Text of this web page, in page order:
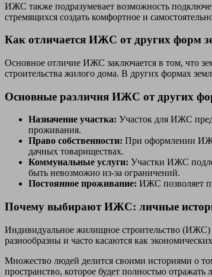
ИЖС также подразумевает возможность
стремящихся создать комфортное и
Как отличается ИЖС от других форм
Основное отличие ИЖС заключается в том, что
строительства жилого дома. В других формах
Основные различия ИЖС от других
Назначение участка: Участок для ИЖС
проживания.
Право собственности: При оформлении ИЖС
дачных товариществах.
Коммунальные услуги: Участки ИЖС
быть невозможно из-за ограничений.
Постоянное проживание: ИЖС позволяет
Почему выбирают ИЖС: личные
Индивидуальное жилищное строительство (ИЖС)
разнообразны и часто касаются как
Множество людей делится своими историями о
пространство, которое будет полностью